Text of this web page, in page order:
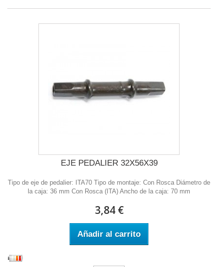
EJE PEDALIER 32X56X39
Tipo de eje de pedalier: ITA70 Tipo de montaje: Con Rosca Diámetro de
la caja: 36 mm Con Rosca (ITA) Ancho de la caja: 70 mm
3,84 €
Añadir al carrito